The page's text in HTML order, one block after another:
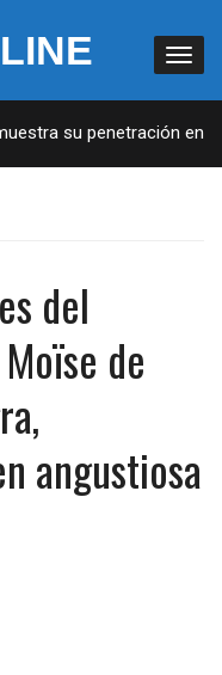
su penetración en la
del
de
angustiosa